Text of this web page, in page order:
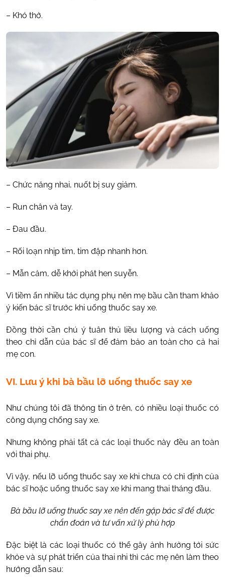
– Khó thở.
– Chức năng nhai, nuốt bị suy giảm.
– Run chân và tay.
– Đau đầu.
– Rối loạn nhịp tim, tim đập nhanh hơn.
– Mẫn cảm, dễ khởi phát hen suyễn.
Vì tiềm ẩn nhiều tác dụng phụ nên mẹ bầu cần tham khảo
ý kiến bác sĩ trước khi uống thuốc say xe.
Đồng thời cần chú ý tuân thủ liều lượng và cách uống
theo chỉ dẫn của bác sĩ để đảm bảo an toàn cho cả hai
mẹ con.
VI. Lưu ý khi bà bầu lỡ uống thuốc say xe
Như chúng tôi đã thông tin ở trên, có nhiều loại thuốc có
công dụng chống say xe.
Nhưng không phải tất cả các loại thuốc này đều an toàn
với thai phụ.
Vì vậy, nếu lỡ uống thuốc say xe khi chưa có chỉ định của
bác sĩ hoặc uống thuốc say xe khi mang thai tháng đầu.
Bà bầu lỡ uống thuốc say xe nên đến gặp bác sĩ để được
chẩn đoán và tư vấn xử lý phù hợp
Đặc biệt là các loại thuốc có thể gây ảnh hưởng tới sức
khỏe và sự phát triển của thai nhi thì các mẹ nên làm theo
hướng dẫn sau: